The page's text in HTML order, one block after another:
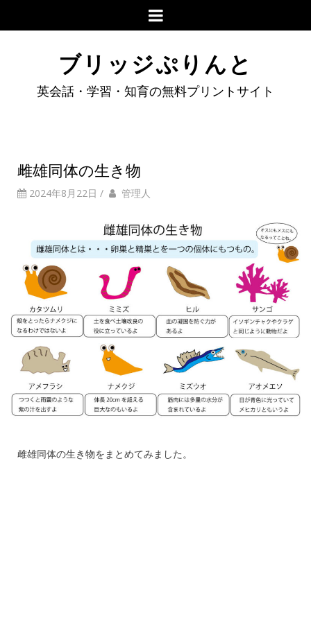
ブリッジぷりんと
英会話・学習・知育の無料プリントサイト
雌雄同体の生き物
2024年8月22日 / 管理人
雌雄同体の生き物をまとめてみました。